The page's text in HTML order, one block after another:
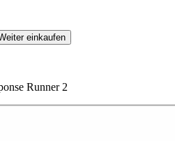
einkaufen
Runner 2